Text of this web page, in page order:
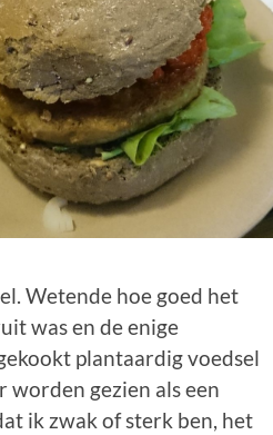
Wetende hoe goed het
was en de enige
plantaardig voedsel
worden gezien als een
ik zwak of sterk ben, het